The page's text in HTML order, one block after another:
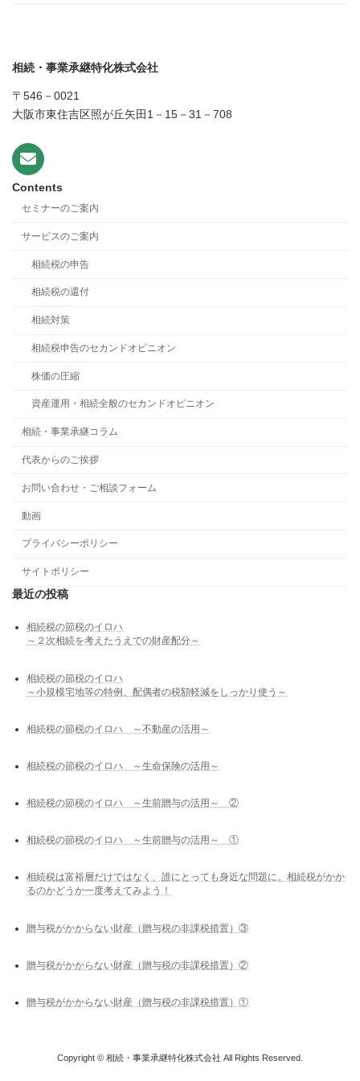
相続・事業承継特化株式会社
〒546－0021
大阪市東住吉区照が丘矢田1－15－31－708
Contents
セミナーのご案内
サービスのご案内
相続税の申告
相続税の還付
相続対策
相続税申告のセカンドオピニオン
株価の圧縮
資産運用・相続全般のセカンドオピニオン
相続・事業承継コラム
代表からのご挨拶
お問い合わせ・ご相談フォーム
動画
プライバシーポリシー
サイトポリシー
最近の投稿
相続税の節税のイロハ
～２次相続を考えたうえでの財産配分～
相続税の節税のイロハ
～小規模宅地等の特例、配偶者の税額軽減をしっかり使う～
相続税の節税のイロハ ～不動産の活用～
相続税の節税のイロハ ～生命保険の活用～
相続税の節税のイロハ ～生前贈与の活用～ ②
相続税の節税のイロハ ～生前贈与の活用～ ①
相続税は富裕層だけではなく、誰にとっても身近な問題に。相続税がかか
るのかどうか一度考えてみよう！
贈与税がかからない財産（贈与税の非課税措置）③
贈与税がかからない財産（贈与税の非課税措置）②
贈与税がかからない財産（贈与税の非課税措置）①
Copyright © 相続・事業承継特化株式会社 All Rights Reserved.